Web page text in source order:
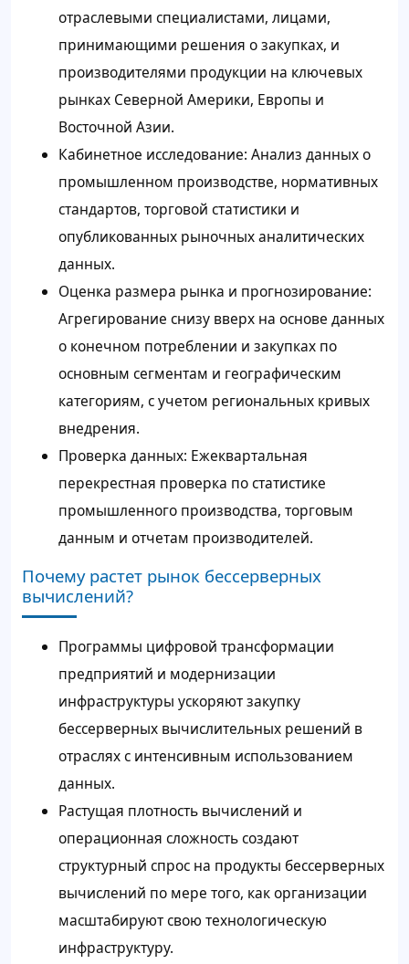
отраслевыми специалистами, лицами,
принимающими решения о закупках, и
производителями продукции на ключевых
рынках Северной Америки, Европы и
Восточной Азии.
Кабинетное исследование: Анализ данных о
промышленном производстве, нормативных
стандартов, торговой статистики и
опубликованных рыночных аналитических
данных.
Оценка размера рынка и прогнозирование:
Агрегирование снизу вверх на основе данных
о конечном потреблении и закупках по
основным сегментам и географическим
категориям, с учетом региональных кривых
внедрения.
Проверка данных: Ежеквартальная
перекрестная проверка по статистике
промышленного производства, торговым
данным и отчетам производителей.
Почему растет рынок бессерверных
вычислений?
Программы цифровой трансформации
предприятий и модернизации
инфраструктуры ускоряют закупку
бессерверных вычислительных решений в
отраслях с интенсивным использованием
данных.
Растущая плотность вычислений и
операционная сложность создают
структурный спрос на продукты бессерверных
вычислений по мере того, как организации
масштабируют свою технологическую
инфраструктуру.